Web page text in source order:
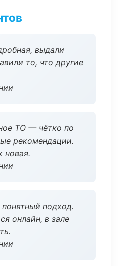
выдали
то, что другие
ТО — чётко по
рекомендации.
новая.
подход.
онлайн, в зале